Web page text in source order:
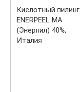
Кислотный пилинг
ENERPEEL МА
(Энерпил) 40%,
Италия